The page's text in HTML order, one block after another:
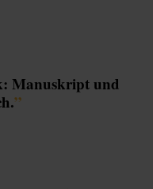
Manuskript und
”